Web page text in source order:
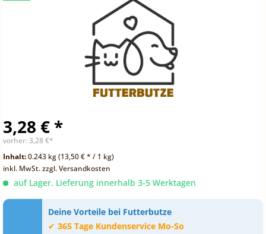
3,28 € *
vorher: 3,28 €*
Inhalt:0.243 kg (13,50 € * / 1 kg)
inkl. MwSt.zzgl. Versandkosten
auf Lager. Lieferung innerhalb 3-5 Werktagen
Deine Vorteile bei Futterbutze
✔ 365 Tage Kundenservice Mo-So